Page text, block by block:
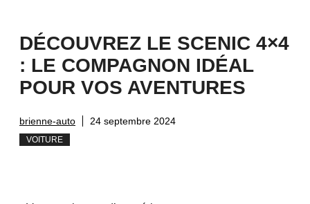
DÉCOUVREZ LE SCENIC 4×4
: LE COMPAGNON IDÉAL
POUR VOS AVENTURES
brienne-auto 24 septembre 2024
VOITURE